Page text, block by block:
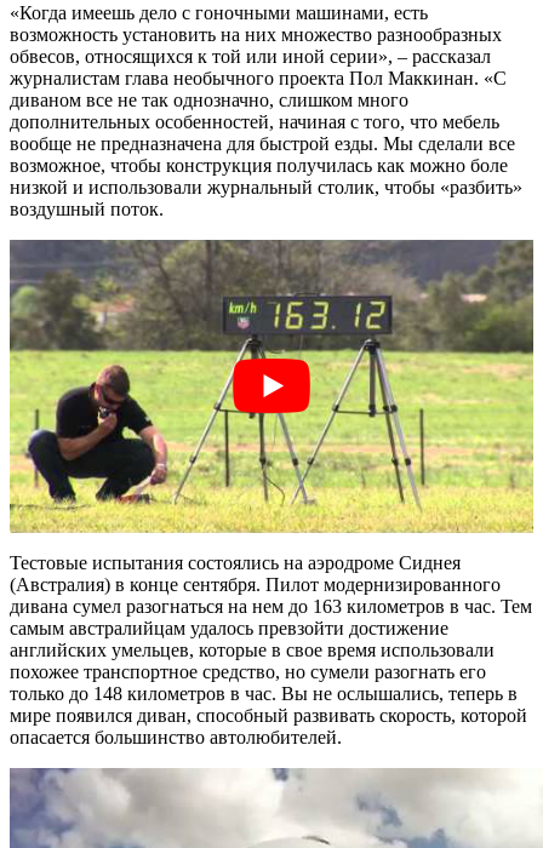
«Когда имеешь дело с гоночными машинами, есть
возможность установить на них множество разнообразных
обвесов, относящихся к той или иной серии», – рассказал
журналистам глава необычного проекта Пол Маккинан. «С
диваном все не так однозначно, слишком много
дополнительных особенностей, начиная с того, что мебель
вообще не предназначена для быстрой езды. Мы сделали все
возможное, чтобы конструкция получилась как можно боле
низкой и использовали журнальный столик, чтобы «разбить»
воздушный поток.
Тестовые испытания состоялись на аэродроме Сиднея
(Австралия) в конце сентября. Пилот модернизированного
дивана сумел разогнаться на нем до 163 километров в час. Тем
самым австралийцам удалось превзойти достижение
английских умельцев, которые в свое время использовали
похожее транспортное средство, но сумели разогнать его
только до 148 километров в час. Вы не ослышались, теперь в
мире появился диван, способный развивать скорость, которой
опасается большинство автолюбителей.